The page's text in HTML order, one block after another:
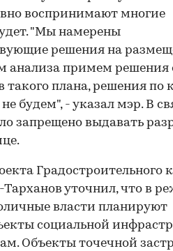
воспринимают многие
"Мы намерены
решения на
анализа примем решения
такого плана, решения по
будем", - указал мэр. В
запрещено выдавать
Градостроительного
уточнил, что в
власти планируют
социальной
Объекты точечной